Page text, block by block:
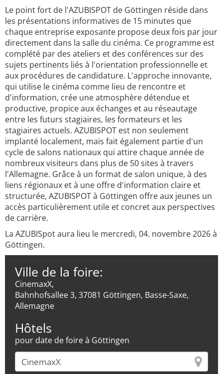
Le point fort de l'AZUBISPOT de Göttingen réside dans
les présentations informatives de 15 minutes que
chaque entreprise exposante propose deux fois par jour
directement dans la salle du cinéma. Ce programme est
complété par des ateliers et des conférences sur des
sujets pertinents liés à l'orientation professionnelle et
aux procédures de candidature. L'approche innovante,
qui utilise le cinéma comme lieu de rencontre et
d'information, crée une atmosphère détendue et
productive, propice aux échanges et au réseautage
entre les futurs stagiaires, les formateurs et les
stagiaires actuels. AZUBISPOT est non seulement
implanté localement, mais fait également partie d'un
cycle de salons nationaux qui attire chaque année de
nombreux visiteurs dans plus de 50 sites à travers
l'Allemagne. Grâce à un format de salon unique, à des
liens régionaux et à une offre d'information claire et
structurée, AZUBISPOT à Göttingen offre aux jeunes un
accès particulièrement utile et concret aux perspectives
de carrière.
La AZUBISpot aura lieu le mercredi, 04. novembre 2026 à
Göttingen.
Ville de la foire:
CinemaxX,
Bahnhofsallee 3, 37081 Göttingen, Basse-Saxe,
Allemagne
Hôtels
pour date de foire à Göttingen